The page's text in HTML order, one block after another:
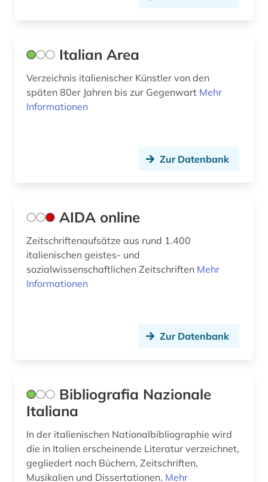
Italian Area
Verzeichnis italienischer Künstler von den
späten 80er Jahren bis zur Gegenwart Mehr
Informationen
Zur Datenbank
AIDA online
Zeitschriftenaufsätze aus rund 1.400
italienischen geistes- und
sozialwissenschaftlichen Zeitschriften Mehr
Informationen
Zur Datenbank
Bibliografia Nazionale
Italiana
In der italienischen Nationalbibliographie wird
die in Italien erscheinende Literatur verzeichnet,
gegliedert nach Büchern, Zeitschriften,
Musikalien und Dissertationen. Mehr